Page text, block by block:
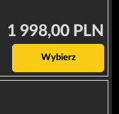
1 998,00 PLN
Wybierz